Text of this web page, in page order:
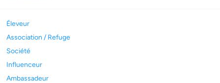
Éleveur
Association / Refuge
Société
Influenceur
Ambassadeur